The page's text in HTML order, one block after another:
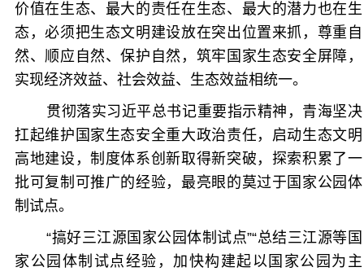
价值在生态、最大的责任在生态、最大的潜力也在生
态，必须把生态文明建设放在突出位置来抓，尊重自
然、顺应自然、保护自然，筑牢国家生态安全屏障，
实现经济效益、社会效益、生态效益相统一。
贯彻落实习近平总书记重要指示精神，青海坚决
扛起维护国家生态安全重大政治责任，启动生态文明
高地建设，制度体系创新取得新突破，探索积累了一
批可复制可推广的经验，最亮眼的莫过于国家公园体
制试点。
“搞好三江源国家公园体制试点”“总结三江源等国
家公园体制试点经验，加快构建起以国家公园为主